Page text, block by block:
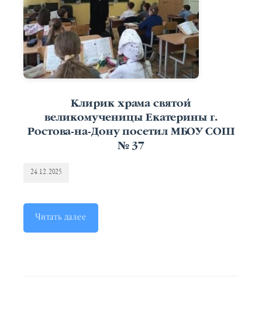
Клирик храма святой
великомученицы Екатерины г.
Ростова-на-Дону посетил МБОУ СОШ
№ 37
24.12.2025
Читать далее